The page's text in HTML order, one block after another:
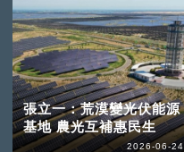
張立一：荒漠變光伏能源
基地 農光互補惠民生
2026-06-24